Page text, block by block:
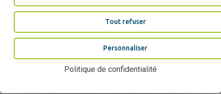
Tout refuser
Personnaliser
Politique de confidentialité